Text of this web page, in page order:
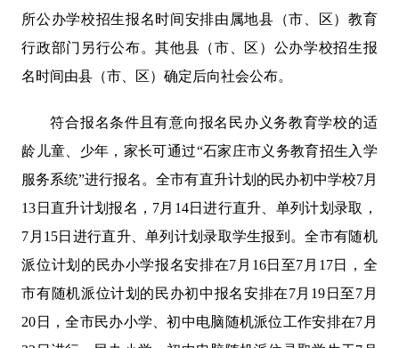
所公办学校招生报名时间安排由属地县（市、区）教育
行政部门另行公布。其他县（市、区）公办学校招生报
名时间由县（市、区）确定后向社会公布。
符合报名条件且有意向报名民办义务教育学校的适
龄儿童、少年，家长可通过“石家庄市义务教育招生入学
服务系统”进行报名。全市有直升计划的民办初中学校7月
13日直升计划报名，7月14日进行直升、单列计划录取，
7月15日进行直升、单列计划录取学生报到。全市有随机
派位计划的民办小学报名安排在7月16日至7月17日，全
市有随机派位计划的民办初中报名安排在7月19日至7月
20日，全市民办小学、初中电脑随机派位工作安排在7月